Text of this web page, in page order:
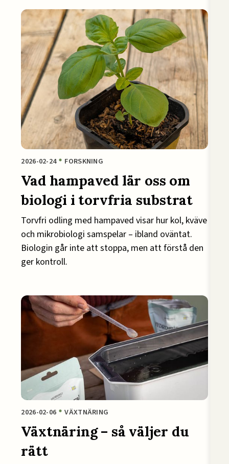
2026-02-24 FORSKNING
Vad hampaved lär oss om
biologi i torvfria substrat
Torvfri odling med hampaved visar hur kol, kväve
och mikrobiologi samspelar – ibland oväntat.
Biologin går inte att stoppa, men att förstå den
ger kontroll.
2026-02-06 VÄXTNÄRING
Växtnäring – så väljer du
rätt